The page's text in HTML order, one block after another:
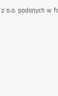
o.o. podanych